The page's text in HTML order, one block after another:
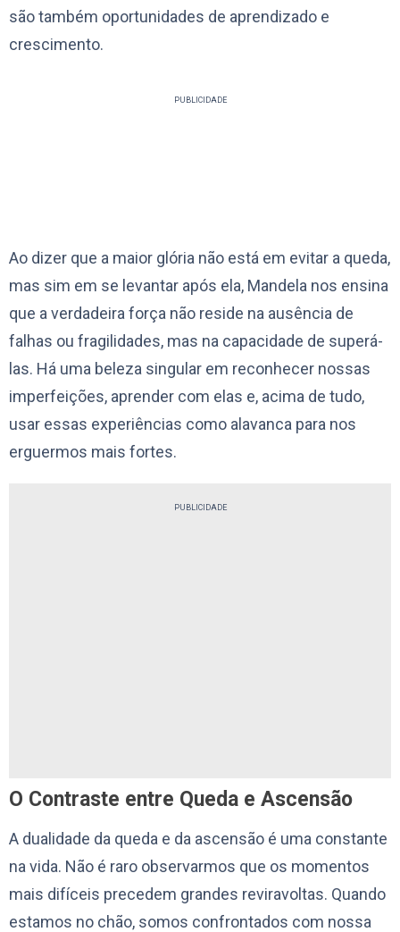
são também oportunidades de aprendizado e
crescimento.
PUBLICIDADE
Ao dizer que a maior glória não está em evitar a queda,
mas sim em se levantar após ela, Mandela nos ensina
que a verdadeira força não reside na ausência de
falhas ou fragilidades, mas na capacidade de superá-
las. Há uma beleza singular em reconhecer nossas
imperfeições, aprender com elas e, acima de tudo,
usar essas experiências como alavanca para nos
erguermos mais fortes.
PUBLICIDADE
O Contraste entre Queda e Ascensão
A dualidade da queda e da ascensão é uma constante
na vida. Não é raro observarmos que os momentos
mais difíceis precedem grandes reviravoltas. Quando
estamos no chão, somos confrontados com nossa